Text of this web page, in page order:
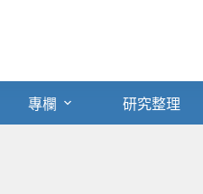
專欄 研究整理